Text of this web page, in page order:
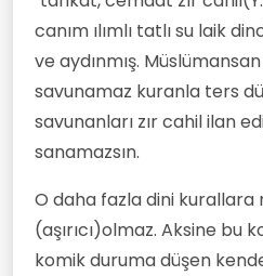
canım ılımlı tatlı su laik
ve aydınmış.
savunamaz kuranla ters
savunanları zır cahil ilan
sanamazsın.
O daha fazla dini
(aşırıcı)olmaz. Aksine bu
komik duruma düşen